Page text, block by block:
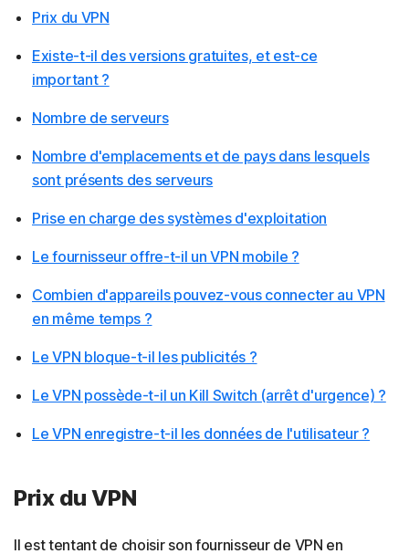
Prix du VPN
Existe-t-il des versions gratuites, et est-ce
important ?
Nombre de serveurs
Nombre d'emplacements et de pays dans lesquels
sont présents des serveurs
Prise en charge des systèmes d'exploitation
Le fournisseur offre-t-il un VPN mobile ?
Combien d'appareils pouvez-vous connecter au VPN
en même temps ?
Le VPN bloque-t-il les publicités ?
Le VPN possède-t-il un Kill Switch (arrêt d'urgence) ?
Le VPN enregistre-t-il les données de l'utilisateur ?
Prix du VPN
Il est tentant de choisir son fournisseur de VPN en